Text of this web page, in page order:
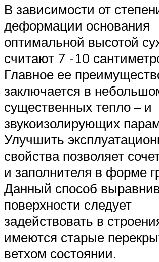
В зависимости от
деформации основания
оптимальной высотой
считают 7 -10
Главное ее
заключается в
существенных тепло – и
звукоизолирующих
Улучшить
свойства позволяет
и заполнителя в форме
Данный способ
поверхности следует
задействовать в
имеются старые
ветхом состоянии.